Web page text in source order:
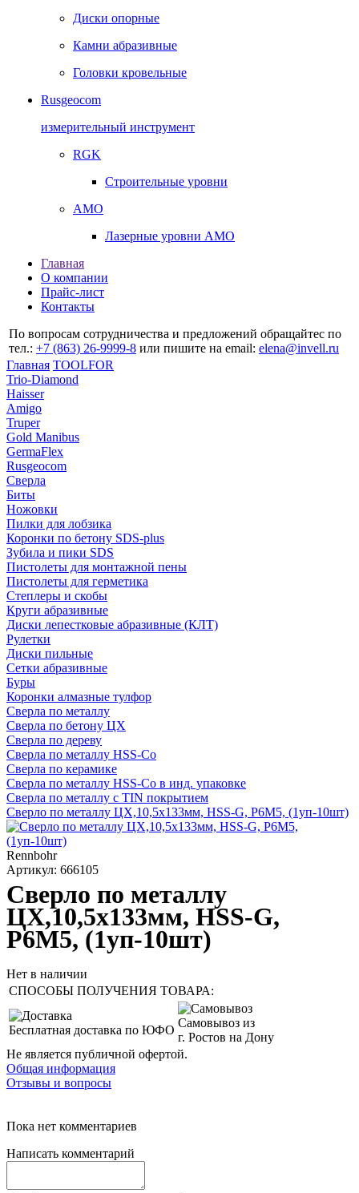
Диски опорные
Камни абразивные
Головки кровельные
Rusgeocom
измерительный инструмент
RGK
Строительные уровни
AMO
Лазерные уровни AMO
Главная
О компании
Прайс-лист
Контакты
По вопросам сотрудничества и предложений обращайтес по
тел.: +7 (863) 26‐9999‐8 или пишите на email: elena@invell.ru
Главная TOOLFOR
Trio-Diamond
Haisser
Amigo
Truper
Gold Manibus
GermaFlex
Rusgeocom
Сверла
Биты
Ножовки
Пилки для лобзика
Коронки по бетону SDS-plus
Зубила и пики SDS
Пистолеты для монтажной пены
Пистолеты для герметика
Степлеры и скобы
Круги абразивные
Диски лепестковые абразивные (КЛТ)
Рулетки
Диски пильные
Сетки абразивные
Буры
Коронки алмазные тулфор
Сверла по металлу
Сверла по бетону ЦХ
Сверла по дереву
Сверла по металлу HSS-Co
Сверла по керамике
Сверла по металлу HSS-Co в инд. упаковке
Сверла по металлу с TIN покрытием
Сверло по металлу ЦХ,10,5х133мм, HSS-G, P6M5, (1уп-10шт)
Rennbohr
Артикул: 666105
Сверло по металлу
ЦХ,10,5х133мм, HSS-G,
P6M5, (1уп-10шт)
Нет в наличии
СПОСОБЫ ПОЛУЧЕНИЯ ТОВАРА:
Бесплатная доставка по ЮФО
Самовывоз из
г. Ростов на Дону
Не является публичной офертой.
Общая информация
Отзывы и вопросы
Пока нет комментариев
Написать комментарий